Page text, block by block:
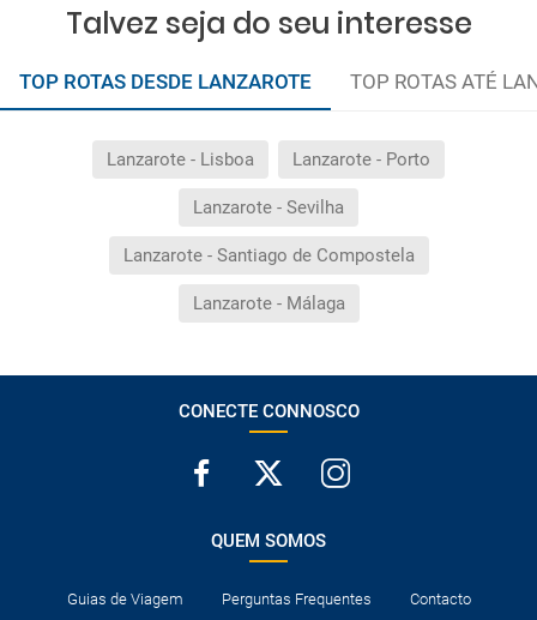
Talvez seja do seu interesse
TOP ROTAS DESDE LANZAROTE TOP ROTAS ATÉ
Lanzarote - Lisboa Lanzarote - Porto
Lanzarote - Sevilha
Lanzarote - Santiago de Compostela
Lanzarote - Málaga
CONECTE CONNOSCO
QUEM SOMOS
Guias de Viagem Perguntas Frequentes Contacto